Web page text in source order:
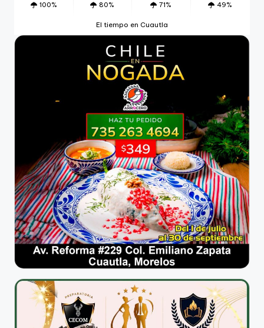
100% 80% 71% 49%
El tiempo en Cuautla